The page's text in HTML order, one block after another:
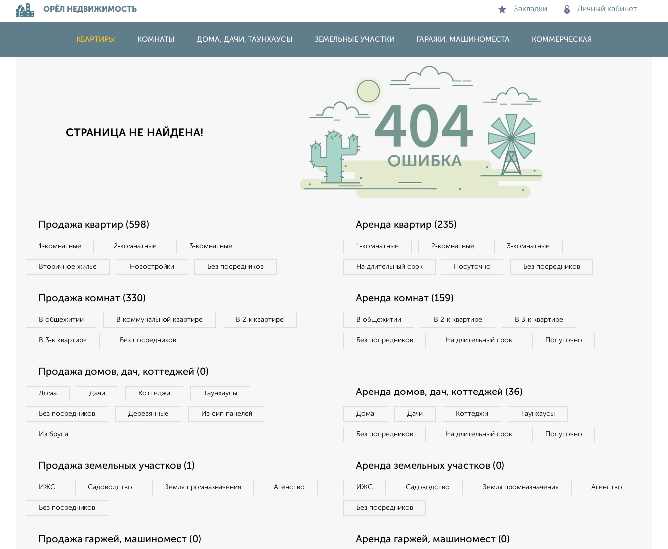
ОРЁЛ НЕДВИЖИМОСТЬ Закладки Личный кабинет
КВАРТИРЫ КОМНАТЫ ДОМА, ДАЧИ, ТАУНХАУСЫ ЗЕМЕЛЬНЫЕ УЧАСТКИ ГАРАЖИ, МАШИНОМЕСТА КОММЕРЧЕСКАЯ
СТРАНИЦА НЕ НАЙДЕНА!
Продажа квартир (598)
1‑комнатные 2‑комнатные 3‑комнатные
Вторичное жилье Новостройки Без посредников
Аренда квартир (235)
1‑комнатные 2‑комнатные 3‑комнатные
На длительный срок Посуточно Без посредников
Продажа комнат (330)
В общежитии В коммунальной квартире В 2‑к квартире
В 3‑к квартире Без посредников
Аренда комнат (159)
В общежитии В 2‑к квартире В 3‑к квартире
Без посредников На длительный срок Посуточно
Продажа домов, дач, коттеджей (0)
Дома Дачи Коттеджи Таунхаусы
Без посредников Деревянные Из сип панелей
Из бруса
Аренда домов, дач, коттеджей (36)
Дома Дачи Коттеджи Таунхаусы
Без посредников На длительный срок Посуточно
Продажа земельных участков (1)
ИЖС Садоводство Земля промназначения Агенство
Без посредников
Аренда земельных участков (0)
ИЖС Садоводство Земля промназначения Агенство
Без посредников
Продажа гаржей, машиномест (0) Аренда гаржей, машиномест (0)